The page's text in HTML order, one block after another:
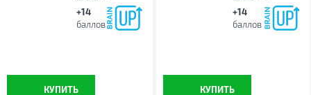
+14
баллов
КУПИТЬ
+14
баллов
КУПИТЬ